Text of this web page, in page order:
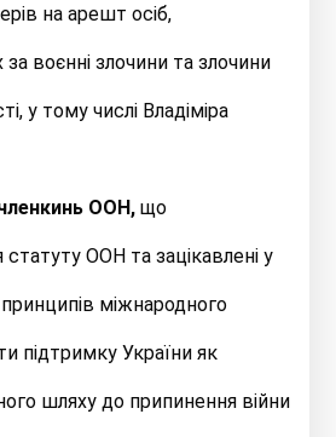
на арешт осіб,
за воєнні злочини та злочини
у тому числі Владіміра
ООН, що
ООН та зацікавлені у
принципів міжнародного
підтримку України як
шляху до припинення війни